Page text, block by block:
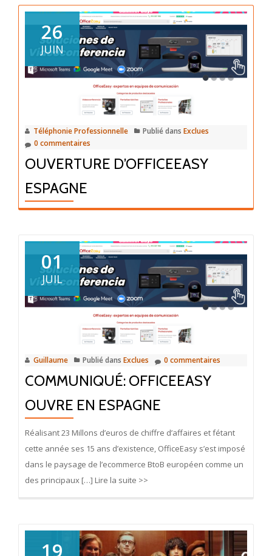
26
JUIN
Téléphonie Professionnelle Publié dans Exclues
0 commentaires
OUVERTURE D’OFFICEEASY
ESPAGNE
01
JUIL
Guillaume Publié dans Exclues 0 commentaires
COMMUNIQUÉ: OFFICEEASY
OUVRE EN ESPAGNE
Réalisant 23 Millons d’euros de chiffre d’affaires et fétant
cette année ses 15 ans d’existence, OfficeEasy s’est imposé
dans le paysage de l’ecommerce BtoB européen comme un
des principaux […] Lire la suite >>
19